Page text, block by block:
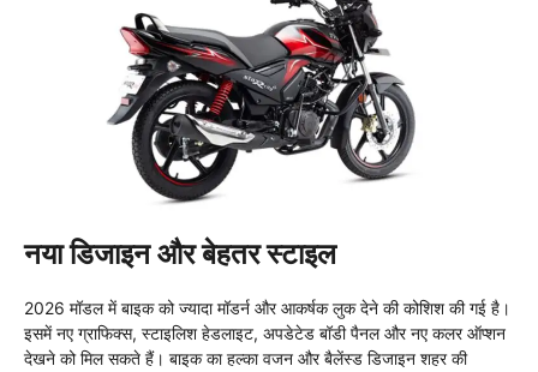
नया डिजाइन और बेहतर स्टाइल
2026 मॉडल में बाइक को ज्यादा मॉडर्न और आकर्षक लुक देने की कोशिश की गई है।
इसमें नए ग्राफिक्स, स्टाइलिश हेडलाइट, अपडेटेड बॉडी पैनल और नए कलर ऑप्शन
देखने को मिल सकते हैं। बाइक का हल्का वजन और बैलेंस्ड डिजाइन शहर की